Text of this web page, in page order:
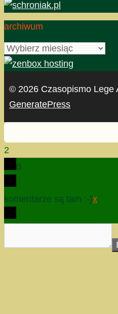
archiwum
archiwum
© 2026 Czasopismo Lege
GeneratePress
2
0
komentarze są tam :-)x